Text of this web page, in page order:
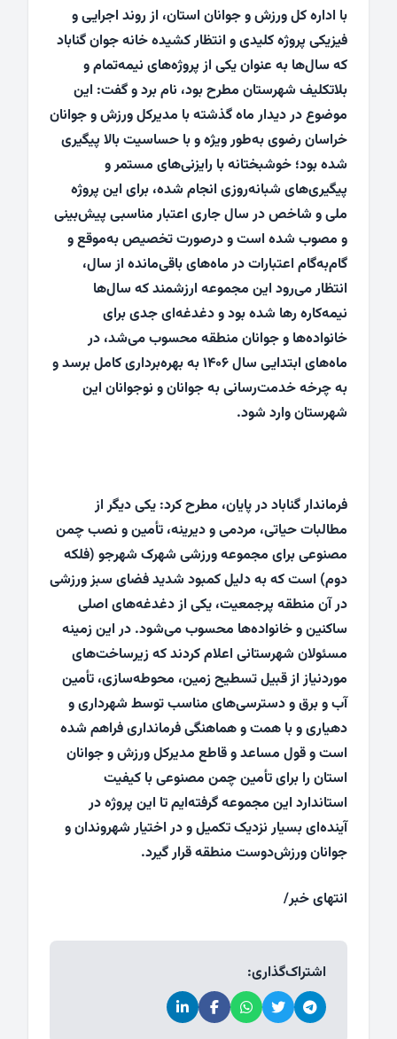
با اداره کل ورزش و جوانان استان، از روند اجرایی و
فیزیکی پروژه کلیدی و انتظار کشیده خانه جوان گناباد
که سال‌ها به عنوان یکی از پروژه‌های نیمه‌تمام و
بلاتکلیف شهرستان مطرح بود، نام برد و گفت: این
موضوع در دیدار ماه گذشته با مدیرکل ورزش و جوانان
خراسان رضوی به‌طور ویژه و با حساسیت بالا پیگیری
شده بود؛ خوشبختانه با رایزنی‌های مستمر و
پیگیری‌های شبانه‌روزی انجام شده، برای این پروژه
ملی و شاخص در سال جاری اعتبار مناسبی پیش‌بینی
و مصوب شده است و درصورت تخصیص به‌موقع و
گام‌به‌گام اعتبارات در ماه‌های باقی‌مانده از سال،
انتظار می‌رود این مجموعه ارزشمند که سال‌ها
نیمه‌کاره رها شده بود و دغدغه‌ای جدی برای
خانواده‌ها و جوانان منطقه محسوب می‌شد، در
ماه‌های ابتدایی سال ۱۴۰۶ به بهره‌برداری کامل برسد و
به چرخه خدمت‌رسانی به جوانان و نوجوانان این
شهرستان وارد شود.
فرماندار گناباد در پایان، مطرح کرد: یکی دیگر از
مطالبات حیاتی، مردمی و دیرینه، تأمین و نصب چمن
مصنوعی برای مجموعه ورزشی شهرک شهرجو (فلکه
دوم) است که به دلیل کمبود شدید فضای سبز ورزشی
در آن منطقه پرجمعیت، یکی از دغدغه‌های اصلی
ساکنین و خانواده‌ها محسوب می‌شود. در این زمینه
مسئولان شهرستانی اعلام کردند که زیرساخت‌های
موردنیاز از قبیل تسطیح زمین، محوطه‌سازی، تأمین
آب و برق و دسترسی‌های مناسب توسط شهرداری و
دهیاری و با همت و هماهنگی فرمانداری فراهم شده
است و قول مساعد و قاطع مدیرکل ورزش و جوانان
استان را برای تأمین چمن مصنوعی با کیفیت
استاندارد این مجموعه گرفته‌ایم تا این پروژه در
آینده‌ای بسیار نزدیک تکمیل و در اختیار شهروندان و
جوانان ورزش‌دوست منطقه قرار گیرد.
انتهای خبر/
اشتراک‌گذاری: